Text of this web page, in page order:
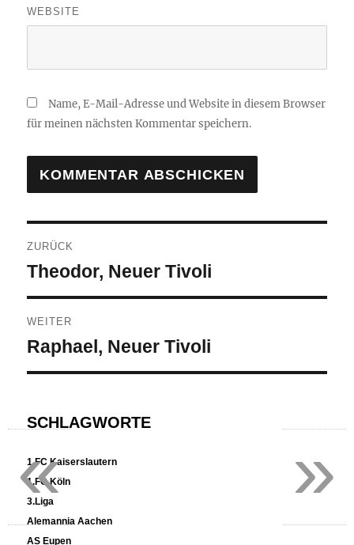
WEBSITE
Name, E-Mail-Adresse und Website in diesem Browser
für meinen nächsten Kommentar speichern.
ZURÜCK
Vorheriger
Beitrag:
Theodor, Neuer Tivoli
WEITER
Nächster
Beitrag:
Raphael, Neuer Tivoli
SCHLAGWORTE
1.FC Kaiserslautern
1.FC Köln
3.Liga
Alemannia Aachen
AS Eupen
»
«